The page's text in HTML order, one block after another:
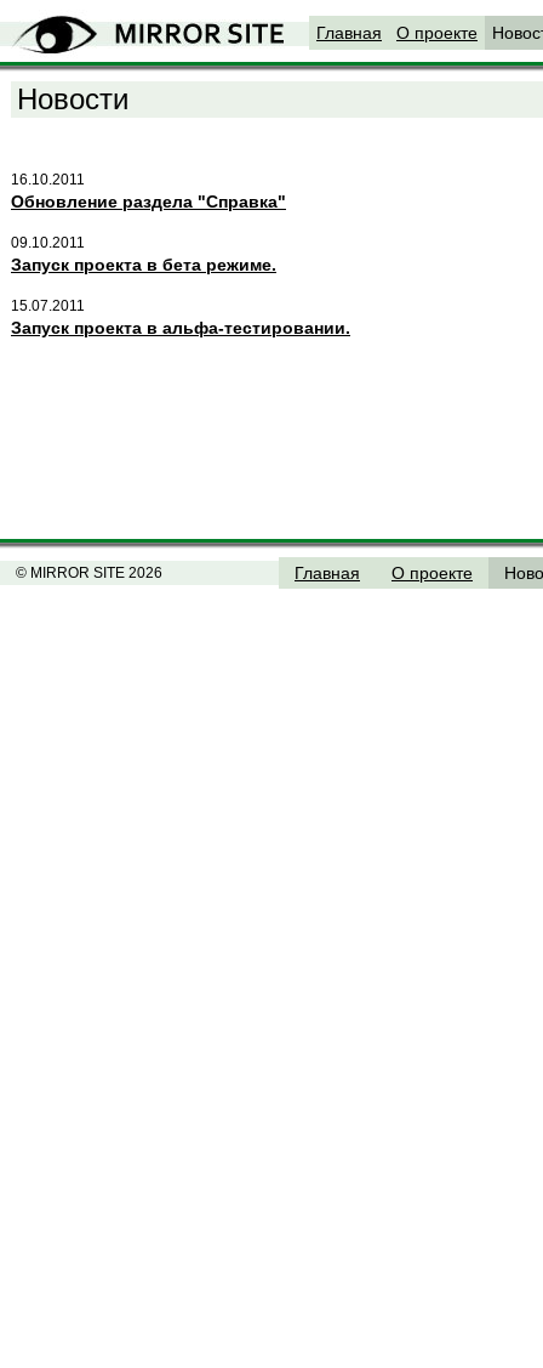
Главная О проекте
Новости
16.10.2011
Обновление раздела "Справка"
09.10.2011
Запуск проекта в бета режиме.
15.07.2011
Запуск проекта в альфа-тестировании.
© MIRROR SITE 2026 Главная О проекте